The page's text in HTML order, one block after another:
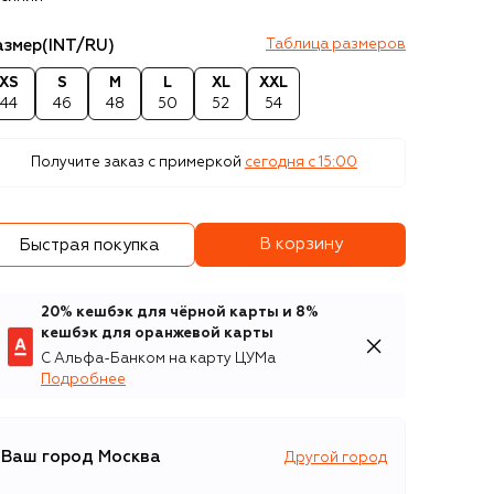
(INT/RU) Таблица размеров
XS
44
S
46
M
48
L
50
XL
52
XXL
54
Получите заказ с примеркой сегодня c 15:00
Быстрая покупка В корзину
20% кешбэк для чёрной карты и 8%
кешбэк для оранжевой карты
С Альфа-Банком на карту ЦУМа
Подробнее
Ваш город Москва Другой город